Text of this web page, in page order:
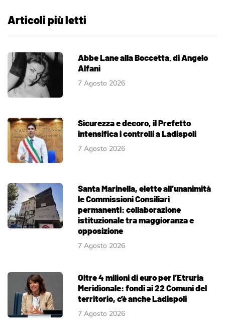
Articoli più letti
Abbe Lane alla Boccetta. di Angelo
Alfani
7 Agosto 2026
Sicurezza e decoro, il Prefetto
intensifica i controlli a Ladispoli
7 Agosto 2026
Santa Marinella, elette all’unanimità
le Commissioni Consiliari
permanenti: collaborazione
istituzionale tra maggioranza e
opposizione
7 Agosto 2026
Oltre 4 milioni di euro per l’Etruria
Meridionale: fondi ai 22 Comuni del
territorio, c’è anche Ladispoli
7 Agosto 2026